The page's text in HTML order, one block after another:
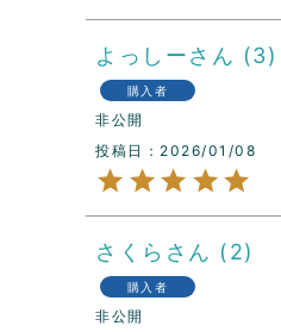
よっしー 3
購入者
非公開
投稿日
2026/01/08
さくら 2
購入者
非公開